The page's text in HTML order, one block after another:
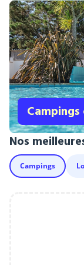
Nos
Campings